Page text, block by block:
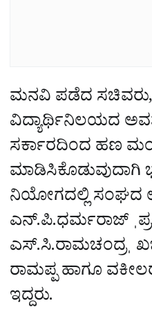
ಮನವಿ ಪಡೆದ ಸಚಿವರು,
ವಿದ್ಯಾರ್ಥಿನಿಲಯದ
ಸರ್ಕಾರದಿಂದ ಹಣ
ಮಾಡಿಸಿಕೊಡುವುದಾಗಿ
ನಿಯೋಗದಲ್ಲಿ ಸಂಘದ
ಎನ್.ಪಿ.ಧರ್ಮರಾಜ್
ಎಸ್.ಸಿ.ರಾಮಚಂದ್ರˌ
ರಾಮಪ್ಪ ಹಾಗೂ
ಇದ್ದರು.